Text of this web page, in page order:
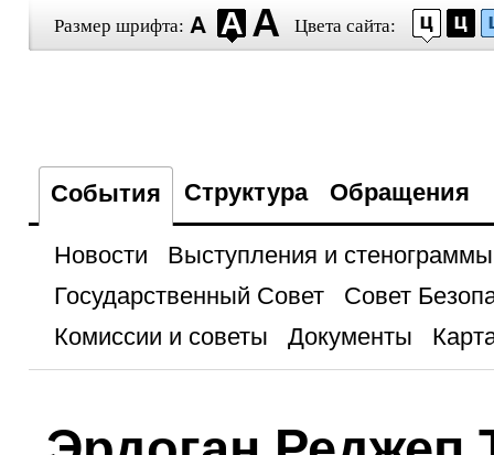
Размер шрифта: Цвета сайта:
События Структура Обращения
Новости
Выступления и стенограммы
Государственный Совет
Совет
Комиссии и советы
Документы